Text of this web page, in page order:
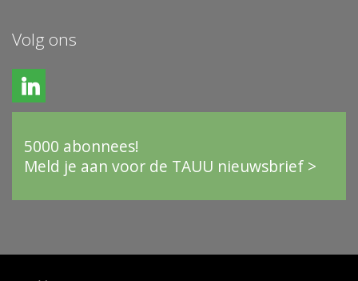
Volg ons
5000 abonnees!
Meld je aan voor de TAUU nieuwsbrief >